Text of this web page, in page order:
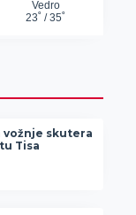
vožnje skutera
Tisa